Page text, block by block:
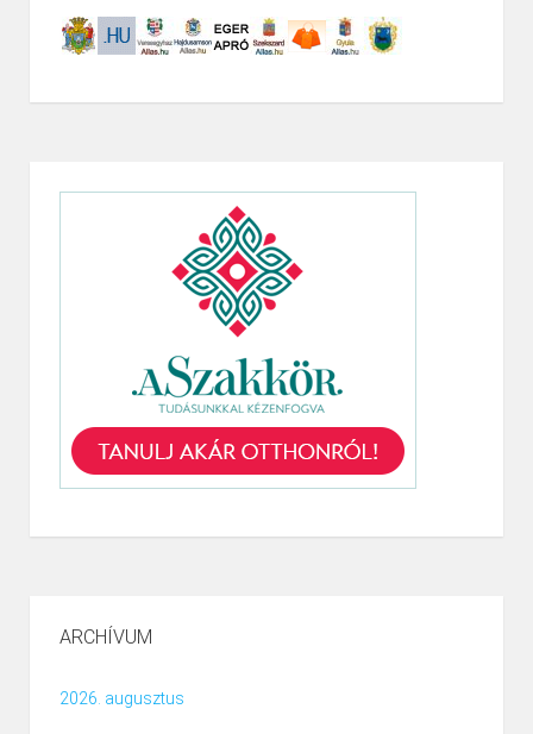
ARCHÍVUM
2026. augusztus